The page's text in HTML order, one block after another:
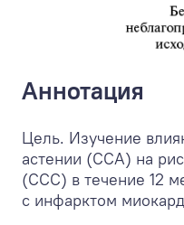
Аннотация
Цель. Изучение
астении (ССА) на
(ССС) в течение 12
с инфарктом